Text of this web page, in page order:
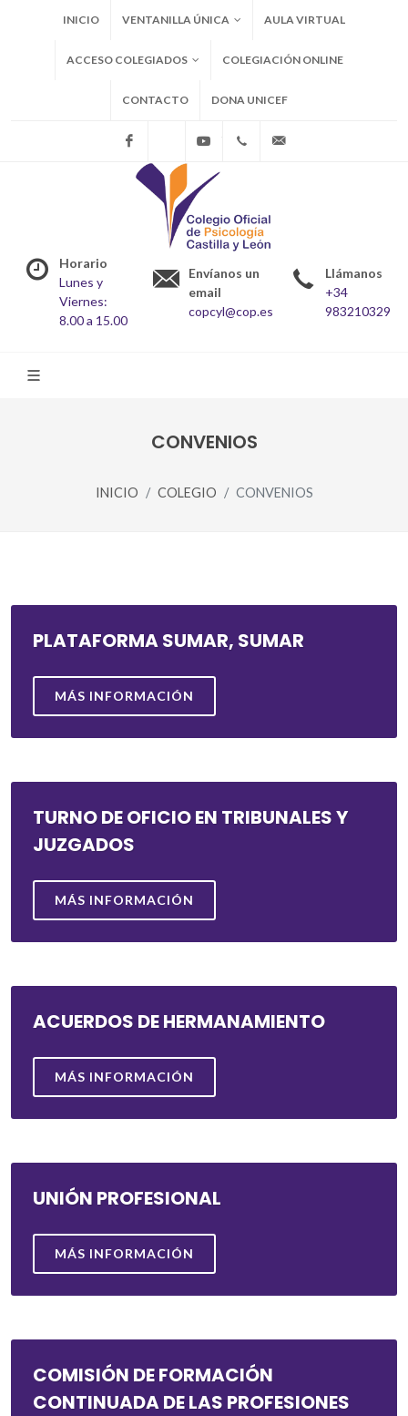
INICIO VENTANILLA ÚNICA AULA VIRTUAL
ACCESO COLEGIADOS COLEGIACIÓN ONLINE
CONTACTO DONA UNICEF
Facebook Youtube +34983210329
Horario
Lunes y
Viernes:
8.00 a 15.00
Envíanos un
email
copcyl@cop.es
Llámanos
+34
983210329
CONVENIOS
INICIO COLEGIO CONVENIOS
PLATAFORMA SUMAR, SUMAR
MÁS INFORMACIÓN
TURNO DE OFICIO EN TRIBUNALES Y
JUZGADOS
MÁS INFORMACIÓN
ACUERDOS DE HERMANAMIENTO
MÁS INFORMACIÓN
UNIÓN PROFESIONAL
MÁS INFORMACIÓN
COMISIÓN DE FORMACIÓN
CONTINUADA DE LAS PROFESIONES